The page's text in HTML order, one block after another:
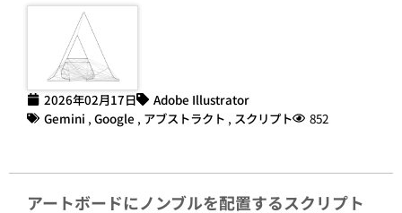
2026年02月17日
Adobe Illustrator
Gemini , Google , アブストラクト , スクリプト 852
アートボードにノンブルを配置するスクリプト